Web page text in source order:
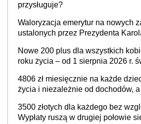
przysługuje?
Waloryzacja emerytur na nowych
ustalonych przez Prezydenta
podwyżka świadczeń?
Nowe 200 plus dla wszystkich
roku życia – od 1 sierpnia 2026 r.
4806 zł miesięcznie na każde
życia i niezależnie od dochodów,
spadku liczby urodzeń w Polsce
3500 złotych dla każdego bez
Wypłaty ruszą w drugiej połowie